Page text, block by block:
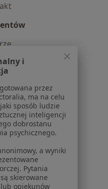
i
przez
ma na celu
sposób ludzie
inteligencji
dobrostanu
psychicznego.
a wyniki
Pytania
skierowane
opiekunów